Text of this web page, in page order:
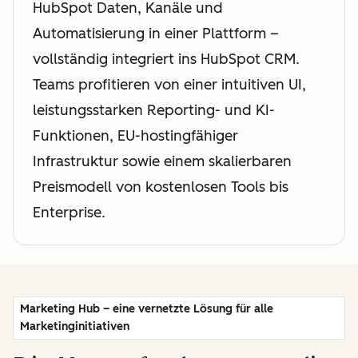
HubSpot Daten, Kanäle und
Automatisierung in einer Plattform –
vollständig integriert ins HubSpot CRM.
Teams profitieren von einer intuitiven UI,
leistungsstarken Reporting- und KI-
Funktionen, EU-hostingfähiger
Infrastruktur sowie einem skalierbaren
Preismodell von kostenlosen Tools bis
Enterprise.
Marketing Hub – eine vernetzte Lösung für alle
Marketinginitiativen